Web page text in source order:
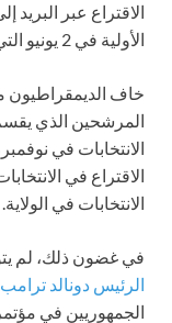
الاقتراع عبر البريد
الأولية في 2 يونيو التي تضم أكثر من 50 مرشحًا لا يمكن توقعها.
خاف الديمقراطيون
المرشحين الذي
الانتخابات في
الاقتراع في
الانتخابات في الولاية.
في غضون ذلك، لم
الرئيس دونالد ترامب
الجمهوريين في